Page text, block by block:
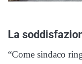
La
“Come sindaco